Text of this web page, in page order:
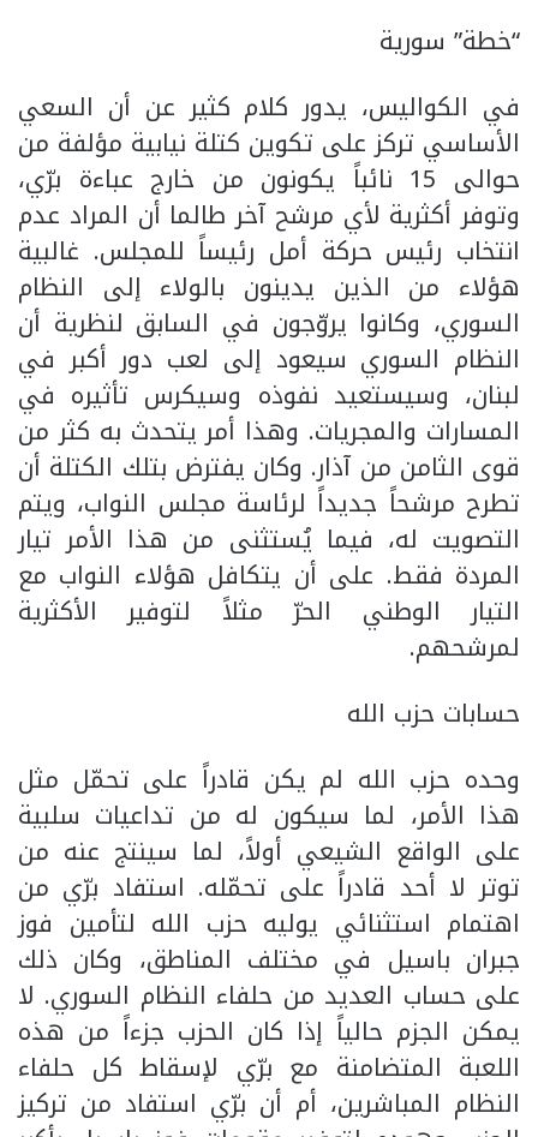
“خطة” سورية
في الكواليس، يدور كلام كثير عن أن السعي
الأساسي تركز على تكوين كتلة نيابية مؤلفة من
حوالى 15 نائباً يكونون من خارج عباءة برّي،
وتوفر أكثرية لأي مرشح آخر طالما أن المراد عدم
انتخاب رئيس حركة أمل رئيساً للمجلس. غالبية
هؤلاء من الذين يدينون بالولاء إلى النظام
السوري، وكانوا يروّجون في السابق لنظرية أن
النظام السوري سيعود إلى لعب دور أكبر في
لبنان، وسيستعيد نفوذه وسيكرس تأثيره في
المسارات والمجريات. وهذا أمر يتحدث به كثر من
قوى الثامن من آذار. وكان يفترض بتلك الكتلة أن
تطرح مرشحاً جديداً لرئاسة مجلس النواب، ويتم
التصويت له، فيما يُستثنى من هذا الأمر تيار
المردة فقط. على أن يتكافل هؤلاء النواب مع
التيار الوطني الحرّ مثلاً لتوفير الأكثرية
لمرشحهم.
حسابات حزب الله
وحده حزب الله لم يكن قادراً على تحمّل مثل
هذا الأمر، لما سيكون له من تداعيات سلبية
على الواقع الشيعي أولاً، لما سينتج عنه من
توتر لا أحد قادراً على تحمّله. استفاد برّي من
اهتمام استثنائي يوليه حزب الله لتأمين فوز
جبران باسيل في مختلف المناطق، وكان ذلك
على حساب العديد من حلفاء النظام السوري. لا
يمكن الجزم حالياً إذا كان الحزب جزءاً من هذه
اللعبة المتضامنة مع برّي لإسقاط كل حلفاء
النظام المباشرين، أم أن برّي استفاد من تركيز